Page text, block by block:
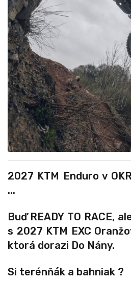
2027 KTM Endurov
...
Buď READY TO RACE,
s 2027 KTM EXC
ktorá dorazi Do Nány.
Si terénňák a bahniak ?